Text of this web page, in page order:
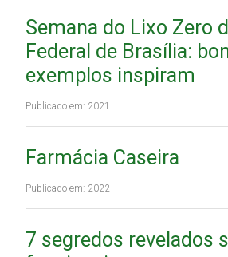
Semana do Lixo Zero
Federal de Brasília:
exemplos inspiram
Publicado em: 2021
Farmácia Caseira
Publicado em: 2022
7 segredos revelados